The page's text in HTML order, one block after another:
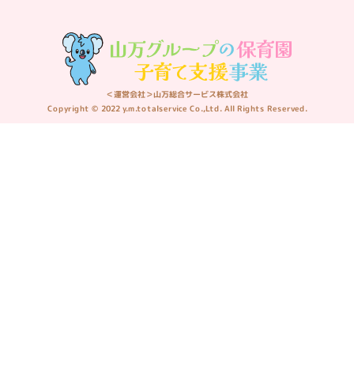
＜運営会社＞山万総合サービス株式会社
Copyright © 2022 y.m.totalservice Co.,Ltd. All Rights Reserved.